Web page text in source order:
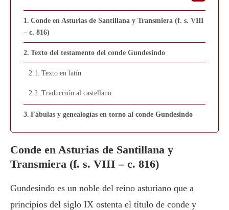
Conde en Asturias de Santillana y Transmiera (f. s. VIII
– c. 816)
Texto del testamento del conde Gundesindo
Texto en latín
Traducción al castellano
Fábulas y genealogías en torno al conde Gundesindo
Conde en Asturias de Santillana y
Transmiera (f. s. VIII – c. 816)
Gundesindo es un noble del reino asturiano que a
principios del siglo IX ostenta el título de conde y